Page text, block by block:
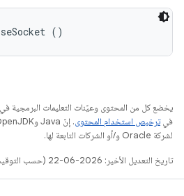
()
يخضع كل من المحتوى وعيّنات التعليمات البرمجية
فيترخيص استخدام المحتوى
لشركة Oracle و/أو الشركات التابعة لها.
تاريخ التعديل الأخير: 2026-06-22 (حسب التوقيت العالمي المتفَّق عليه)